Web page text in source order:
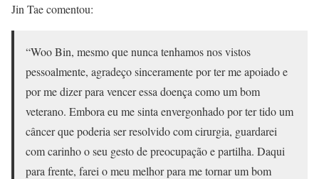
Jin Tae comentou:
“Woo Bin, mesmo que nunca tenhamos nos vistos
pessoalmente, agradeço sinceramente por ter me apoiado e
por me dizer para vencer essa doença como um bom
veterano. Embora eu me sinta envergonhado por ter tido um
câncer que poderia ser resolvido com cirurgia, guardarei
com carinho o seu gesto de preocupação e partilha. Daqui
para frente, farei o meu melhor para me tornar um bom